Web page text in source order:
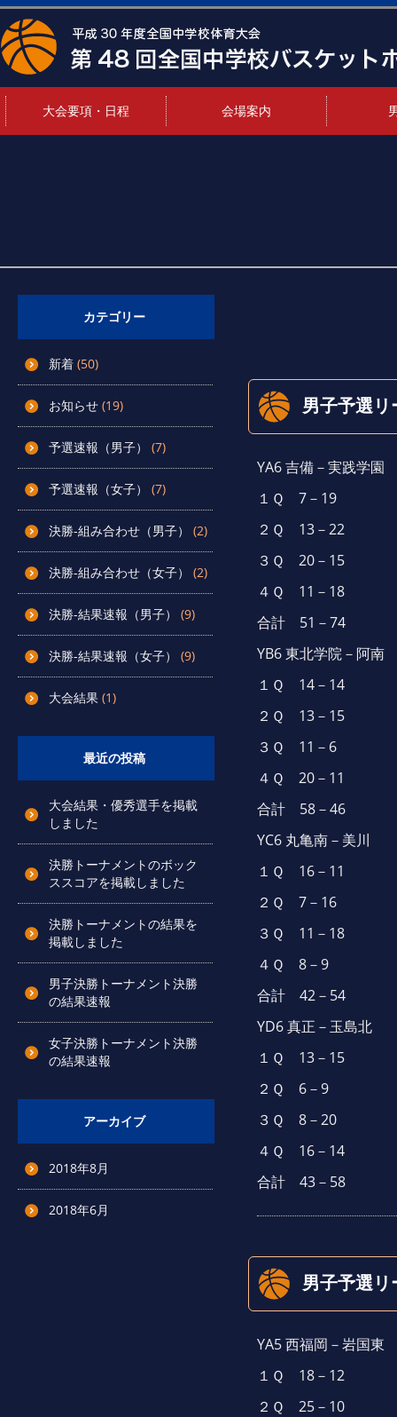
大会要項・日程 会場案内
カテゴリー
新着 (50)
お知らせ (19)
予選速報（男子） (7)
予選速報（女子） (7)
決勝-組み合わせ（男子） (2)
決勝-組み合わせ（女子） (2)
決勝-結果速報（男子） (9)
決勝-結果速報（女子） (9)
大会結果 (1)
最近の投稿
大会結果・優秀選手を掲載
しました
決勝トーナメントのボック
ススコアを掲載しました
決勝トーナメントの結果を
掲載しました
男子決勝トーナメント決勝
の結果速報
女子決勝トーナメント決勝
の結果速報
アーカイブ
2018年8月
2018年6月
男子予選
YA6 吉備－実践学園
１Ｑ 7－19
２Ｑ 13－22
３Ｑ 20－15
４Ｑ 11－18
合計 51－74
YB6 東北学院－阿南
１Ｑ 14－14
２Ｑ 13－15
３Ｑ 11－6
４Ｑ 20－11
合計 58－46
YC6 丸亀南－美川
１Ｑ 16－11
２Ｑ 7－16
３Ｑ 11－18
４Ｑ 8－9
合計 42－54
YD6 真正－玉島北
１Ｑ 13－15
２Ｑ 6－9
３Ｑ 8－20
４Ｑ 16－14
合計 43－58
男子予選
YA5 西福岡－岩国東
１Ｑ 18－12
２Ｑ 25－10